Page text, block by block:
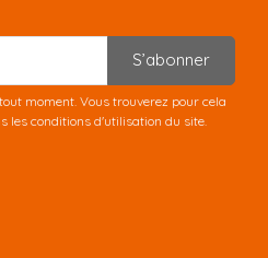
S’abonner
moment. Vous trouverez pour cela
les conditions d'utilisation du site.